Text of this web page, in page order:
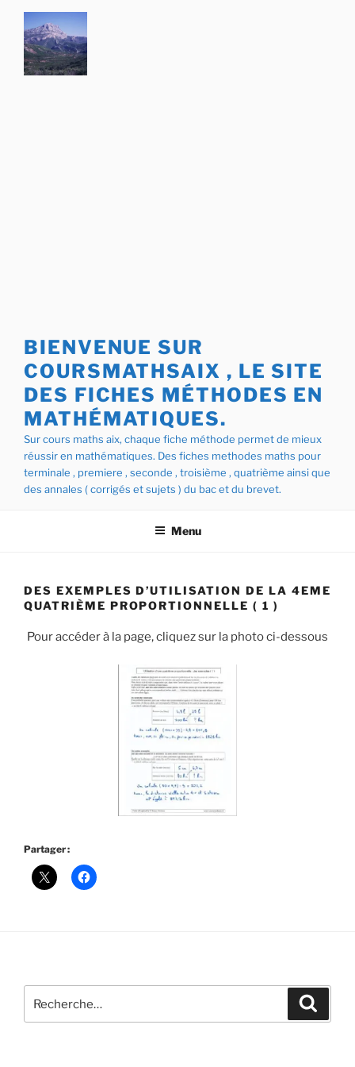
Aller
contenu
principal
BIENVENUE SUR
COURSMATHSAIX , LE SITE
DES FICHES MÉTHODES EN
MATHÉMATIQUES.
Sur cours maths aix, chaque fiche méthode permet de mieux
réussir en mathématiques. Des fiches methodes maths pour
terminale , premiere , seconde , troisième , quatrième ainsi que
des annales ( corrigés et sujets ) du bac et du brevet.
Menu
DES EXEMPLES D’UTILISATION DE LA 4EME
QUATRIÈME PROPORTIONNELLE ( 1 )
Pour accéder à la page, cliquez sur la photo ci-dessous
Partager :
pour